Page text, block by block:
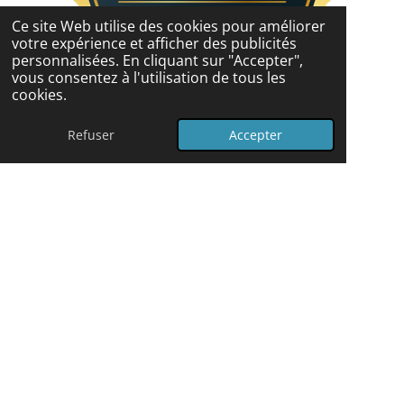
Ce site Web utilise des cookies pour améliorer
votre expérience et afficher des publicités
personnalisées. En cliquant sur "Accepter",
vous consentez à l'utilisation de tous les
cookies.
Refuser Accepter
Propulsé parWebador